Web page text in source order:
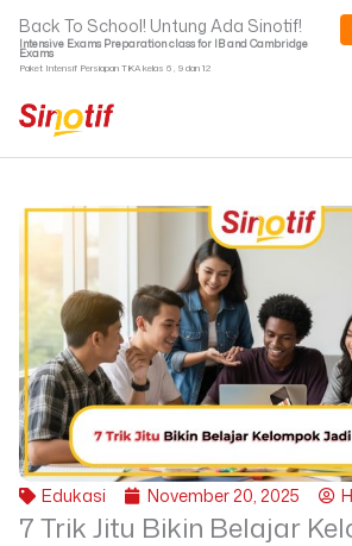
Back To School! Untung Ada Sinotif!
Intensive Exams Preparation class for IB and Cambridge
Exams
Paket Intensif Persiapan TKA kelas 6 , 9 dan 12
content
Edukasi November 20, 2025
7 Trik Jitu Bikin Belajar